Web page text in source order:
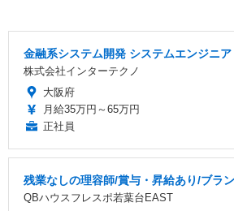
金融系システム開発 システムエンジニア
株式会社インターテクノ
大阪府
月給35万円～65万円
正社員
残業なしの理容師/賞与・昇給あり/ブラ
QBハウスフレスポ若葉台EAST